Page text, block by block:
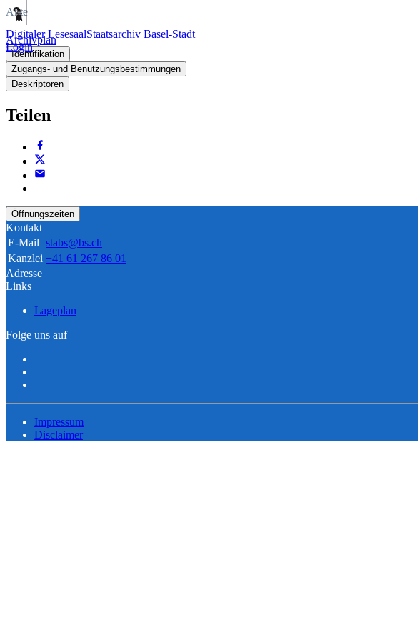
Digitaler LesesaalStaatsarchiv Basel-Stadt
Login
Akte
Archivplan
Identifikation
Zugangs- und Benutzungsbestimmungen
Deskriptoren
Teilen
Öffnungszeiten
Kontakt
E-Mail stabs@bs.ch
Kanzlei +41 61 267 86 01
Adresse
Links
Lageplan
Folge uns auf
Impressum
Disclaimer